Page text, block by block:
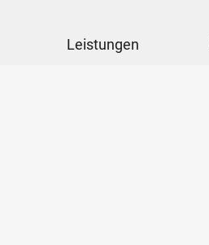
Leistungen